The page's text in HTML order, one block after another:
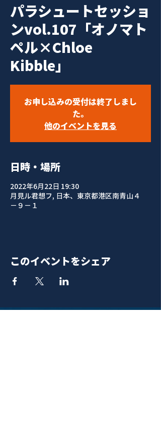
パラシュートセッショ
ンvol.107「オノマト
ペル×Chloe
Kibble」
お申し込みの受付は終了しまし
た。
他のイベントを見る
日時・場所
2022年6月22日 19:30
月見ル君想フ, 日本、東京都港区南青山４
−９−１
このイベントをシェア